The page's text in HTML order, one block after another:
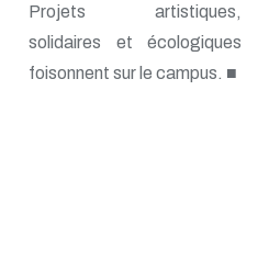
Projets artistiques,
solidaires et écologiques
foisonnent sur le campus. ■